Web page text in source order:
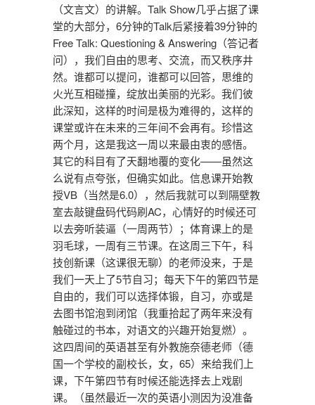
（文言文）的讲解。Talk Show几乎占据了课
堂的大部分，6分钟的Talk后紧接着39分钟的
Free Talk: Questioning & Answering（答记者
问），我们自由的思考、交流，而又秩序井
然。谁都可以提问，谁都可以回答，思维的
火光互相碰撞，绽放出美丽的光彩。我们彼
此深知，这样的时间是极为难得的，这样的
课堂或许在未来的三年间不会再有。珍惜这
两个月，这是我这一周以来最由衷的感悟。
其它的科目有了天翻地覆的变化——虽然这
么说有点夸张，但确实如此。信息课开始教
授VB（当然是6.0），然后我就可以到隔壁教
室去敲键盘码代码刷AC，心情好的时候还可
以去旁听装逼（一周两节）；体育课上的是
羽毛球，一周有三节课。在这周三下午，科
技创新课（这课很无聊）的老师没来，于是
我们一天上了5节自习；每天下午的第四节是
自由的，我们可以选择体锻，自习，亦或是
去图书馆泡到闭馆（我重拾起了两年来没有
触碰过的书本，对语文的兴趣开始复燃）。
这四周间的英语甚至有外教施奈德老师（德
国一个学校的副校长，女，65）来给我们上
课，下午第四节有时候还能选择去上戏剧
课。（虽然最近一次的英语小测因为没准备